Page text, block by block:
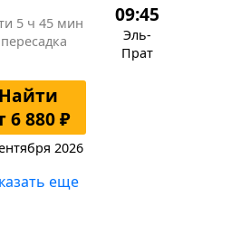
5 ч 45 мин
09:45
Эль-
Прат
Найти
6 880 ₽
2026
еще